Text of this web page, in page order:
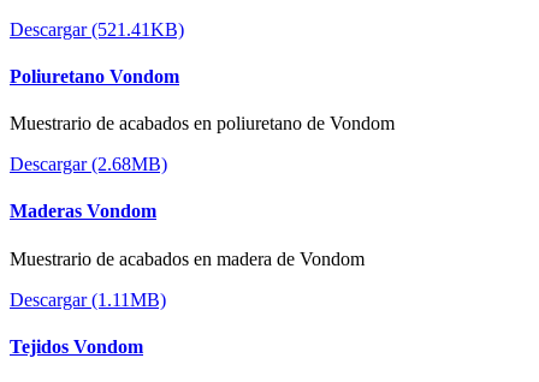
Descargar (521.41KB)
Poliuretano Vondom
Muestrario de acabados en poliuretano de Vondom
Descargar (2.68MB)
Maderas Vondom
Muestrario de acabados en madera de Vondom
Descargar (1.11MB)
Tejidos Vondom